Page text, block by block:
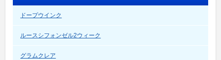
ドープウインク
ルースシフォンゼル2ウィーク
グラムクレア